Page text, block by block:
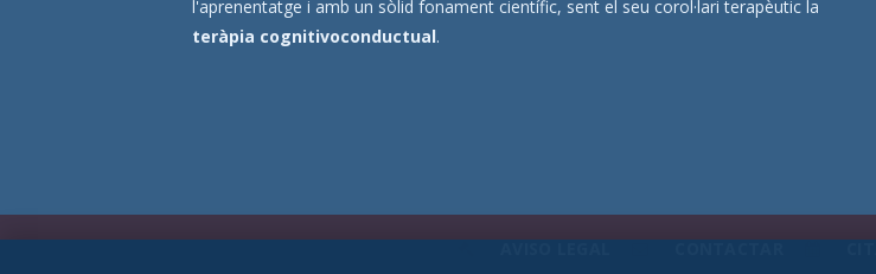
l'aprenentatge i amb un sòlid fonament científic, sent el seu corol·lari terapèutic la
teràpia cognitivoconductual.